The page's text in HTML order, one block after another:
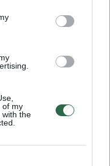
of my
with the
00:00:59
aplinkkelis:
jautriais